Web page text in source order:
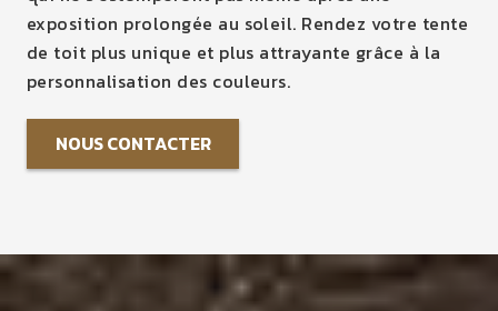
exposition prolongée au soleil. Rendez votre tente
de toit plus unique et plus attrayante grâce à la
personnalisation des couleurs.
NOUS CONTACTER